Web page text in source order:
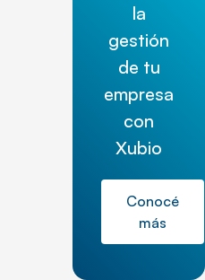
la
gestión
de tu
empresa
con
Xubio
Conocé
más